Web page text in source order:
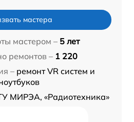
мастера
мастером – 5 лет
ремонтов – 1 220
– ремонт VR систем и
МИРЭА, «Радиотехника»